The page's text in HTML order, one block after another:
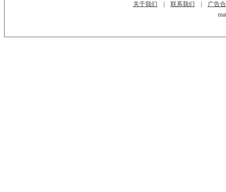
关于我们
联系我们
广告